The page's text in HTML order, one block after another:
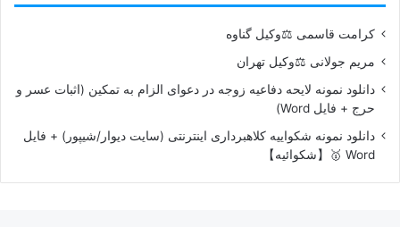
کرامت قاسمی ⚖️وکیل گناوه
مریم جولانی ⚖️وکیل تهران
دانلود نمونه لایحه دفاعیه زوجه در دعوای الزام به تمکین (اثبات عسر و
حرج + فایل Word)
دانلود نمونه شکواییه کلاهبرداری اینترنتی (سایت دیوار/شیپور) + فایل
Word 🥇【شکوائیه】